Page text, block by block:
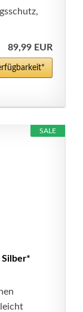
89,99 EUR
SALE
leicht